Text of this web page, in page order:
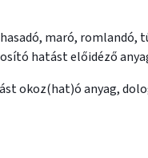
maró,
hatást előidéző
okoz(hat)ó anyag,